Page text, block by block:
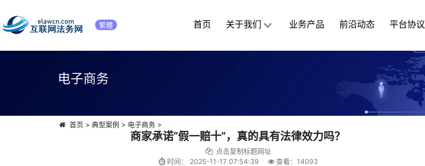
繁體 首页 关于我们 业务产品 前沿动态 平台协议
电子商务
首页 > 典型案例 > 电子商务>
商家承诺“假一赔十”，真的具有法律效力吗？
点击复制标题网址
时间： 2025-11-17 07:54:39 查看： 14093